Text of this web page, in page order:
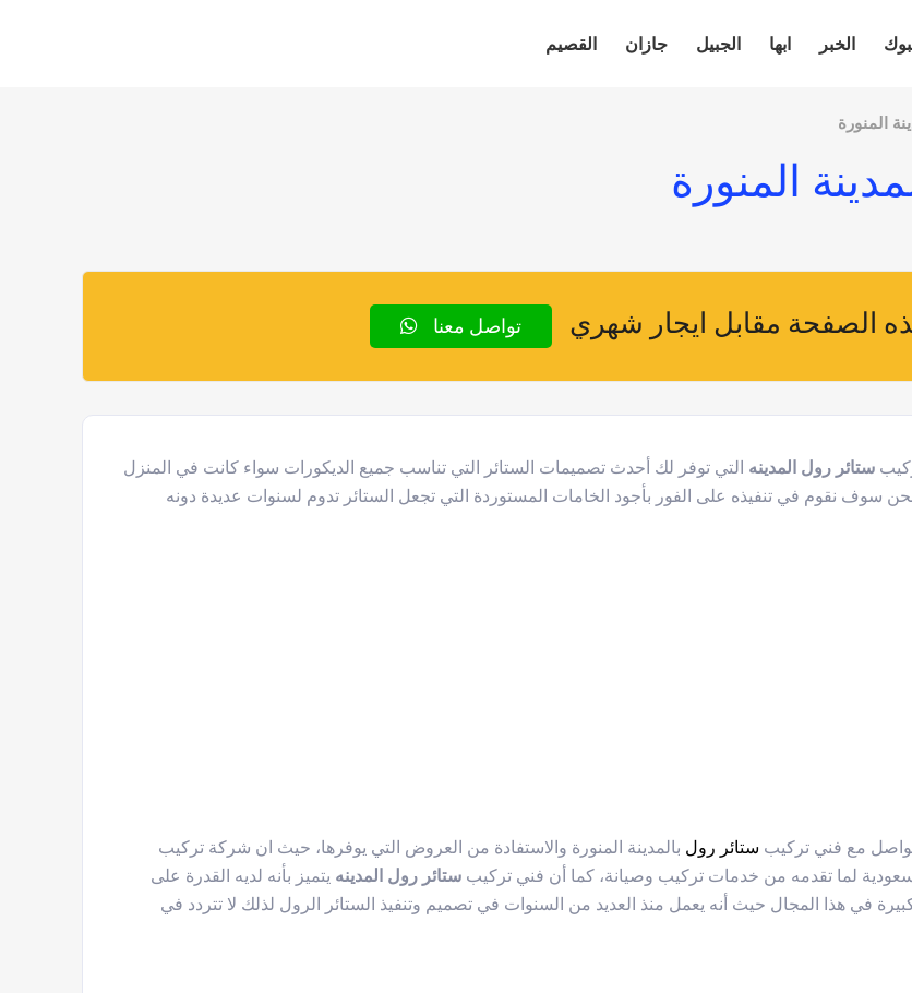
الخبر ابها الجبيل جازان القصيم
المنورة
المنورة
الصفحة مقابل ايجار شهري تواصل معنا
ستائر رول المدينه التي توفر لك أحدث تصميمات الستائر التي تناسب جميع الديكورات سواء كانت في المنزل
سوف نقوم في تنفيذه على الفور بأجود الخامات المستوردة التي تجعل الستائر تدوم لسنوات عديدة دونه
مع فني تركيب ستائر رول بالمدينة المنورة والاستفادة من العروض التي يوفرها، حيث ان شركة تركيب
لما تقدمه من خدمات تركيب وصيانة، كما أن فني تركيب ستائر رول المدينه يتميز بأنه لديه القدرة على
في هذا المجال حيث أنه يعمل منذ العديد من السنوات في تصميم وتنفيذ الستائر الرول لذلك لا تتردد في